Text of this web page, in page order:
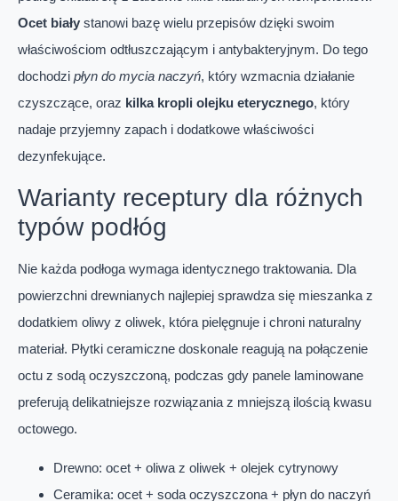
Ocet biały stanowi bazę wielu przepisów dzięki swoim
właściwościom odtłuszczającym i antybakteryjnym. Do tego
dochodzi płyn do mycia naczyń, który wzmacnia działanie
czyszczące, oraz kilka kropli olejku eterycznego, który
nadaje przyjemny zapach i dodatkowe właściwości
dezynfekujące.
Warianty receptury dla różnych
typów podłóg
Nie każda podłoga wymaga identycznego traktowania. Dla
powierzchni drewnianych najlepiej sprawdza się mieszanka z
dodatkiem oliwy z oliwek, która pielęgnuje i chroni naturalny
materiał. Płytki ceramiczne doskonale reagują na połączenie
octu z sodą oczyszczoną, podczas gdy panele laminowane
preferują delikatniejsze rozwiązania z mniejszą ilością kwasu
octowego.
Drewno: ocet + oliwa z oliwek + olejek cytrynowy
Ceramika: ocet + soda oczyszczona + płyn do naczyń